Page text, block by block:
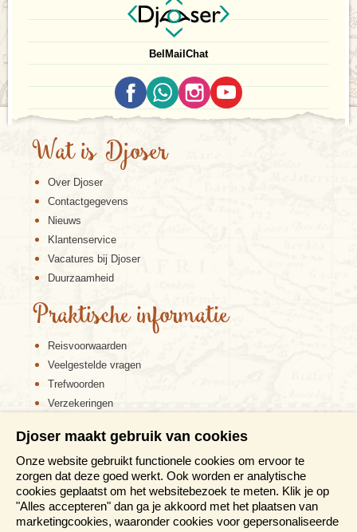
BelMailChat
Wat is Djoser
Over Djoser
Contactgegevens
Nieuws
Klantenservice
Vacatures bij Djoser
Duurzaamheid
Praktische informatie
Reisvoorwaarden
Veelgestelde vragen
Trefwoorden
Verzekeringen
Disclaimer
Cookiebeleid
Privacy verklaring
Reis en boek met Djoser zekerheid
Djoser maakt gebruik van cookies
Onze website gebruikt functionele cookies om ervoor te
zorgen dat deze goed werkt. Ook worden er analytische
cookies geplaatst om het websitebezoek te meten. Klik je op
"Alles accepteren" dan ga je akkoord met het plaatsen van
marketingcookies, waaronder cookies voor gepersonaliseerde